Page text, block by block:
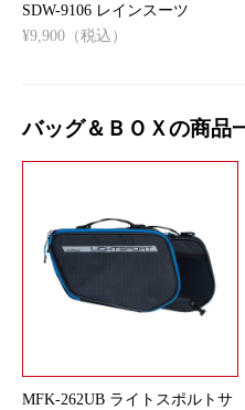
SDW-9106 レインスーツ
¥9,900（税込）
バッグ＆ＢＯＸの商品
MFK-262UB ライトスポルトサ